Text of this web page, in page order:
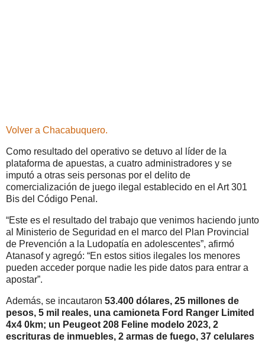
Volver a Chacabuquero.
Como resultado del operativo se detuvo al líder de la
plataforma de apuestas, a cuatro administradores y se
imputó a otras seis personas por el delito de
comercialización de juego ilegal establecido en el Art 301
Bis del Código Penal.
“Este es el resultado del trabajo que venimos haciendo junto
al Ministerio de Seguridad en el marco del Plan Provincial
de Prevención a la Ludopatía en adolescentes”, afirmó
Atanasof y agregó: “En estos sitios ilegales los menores
pueden acceder porque nadie les pide datos para entrar a
apostar”.
Además, se incautaron 53.400 dólares, 25 millones de
pesos, 5 mil reales, una camioneta Ford Ranger Limited
4x4 0km; un Peugeot 208 Feline modelo 2023, 2
escrituras de inmuebles, 2 armas de fuego, 37 celulares